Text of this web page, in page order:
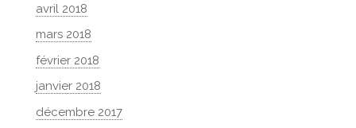
avril 2018
mars 2018
février 2018
janvier 2018
décembre 2017